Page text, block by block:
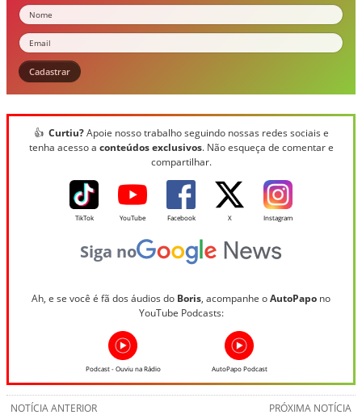
Nome
Email
Cadastrar
👍 Curtiu?Apoie nosso trabalho seguindo nossas redes sociais e
tenha acesso a conteúdos exclusivos. Não esqueça de comentar e
compartilhar.
TikTok YouTube Facebook X Instagram
Siga no
Ah, e se você é fã dos áudios do Boris, acompanhe oAutoPapo no
YouTube Podcasts:
Podcast - Ouviu na Rádio AutoPapo Podcast
PRÓXIMA NOTÍCIA
NOTÍCIA ANTERIOR